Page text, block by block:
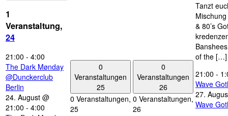
1
Veranstaltung,
24
21:00 - 4:00
The Dark Mønday
@Dunckerclub
Berlin
24. August @
21:00 - 4:00
0
Veranstaltungen
25
0 Veranstaltungen,
25
0
Veranstaltungen
26
0 Veranstaltungen,
26
Tanzt
& 80’s
of the […]
21:00 -
Wave
27.
Wave